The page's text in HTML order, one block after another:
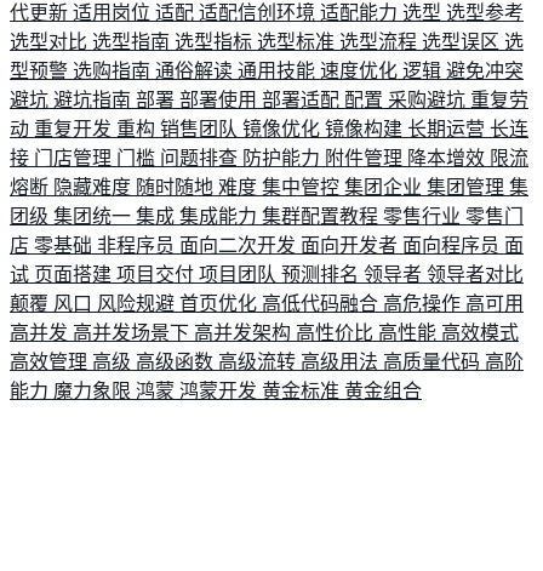
代更新 适用岗位 适配 适配信创环境 适配能力 选型 选型参考
选型对比 选型指南 选型指标 选型标准 选型流程 选型误区 选
型预警 选购指南 通俗解读 通用技能 速度优化 逻辑 避免冲突
避坑 避坑指南 部署 部署使用 部署适配 配置 采购避坑 重复劳
动 重复开发 重构 销售团队 镜像优化 镜像构建 长期运营 长连
接 门店管理 门槛 问题排查 防护能力 附件管理 降本增效 限流
熔断 隐藏难度 随时随地 难度 集中管控 集团企业 集团管理 集
团级 集团统一 集成 集成能力 集群配置教程 零售行业 零售门
店 零基础 非程序员 面向二次开发 面向开发者 面向程序员 面
试 页面搭建 项目交付 项目团队 预测排名 领导者 领导者对比
颠覆 风口 风险规避 首页优化 高低代码融合 高危操作 高可用
高并发 高并发场景下 高并发架构 高性价比 高性能 高效模式
高效管理 高级 高级函数 高级流转 高级用法 高质量代码 高阶
能力 魔力象限 鸿蒙 鸿蒙开发 黄金标准 黄金组合